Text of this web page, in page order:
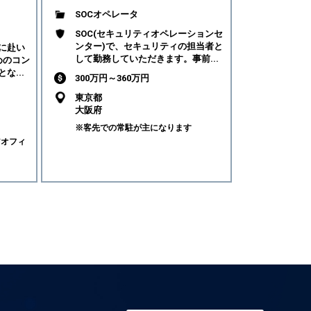
赴い
のコン
な...
フィ
SOCオペレータ
SOC(セキュリティオペレーションセ
ンター)で、セキュリティの担当者と
して勤務していただきます。事前...
300万円～360万円
東京都
大阪府
※客先での常駐が主になります